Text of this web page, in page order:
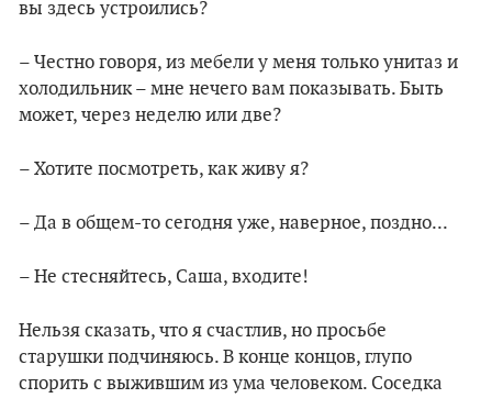
вы здесь устроились?
– Честно говоря, из мебели у меня только унитаз и
холодильник – мне нечего вам показывать. Быть
может, через неделю или две?
– Хотите посмотреть, как живу я?
– Да в общем-то сегодня уже, наверное, поздно...
– Не стесняйтесь, Саша, входите!
Нельзя сказать, что я счастлив, но просьбе
старушки подчиняюсь. В конце концов, глупо
спорить с выжившим из ума человеком. Соседка